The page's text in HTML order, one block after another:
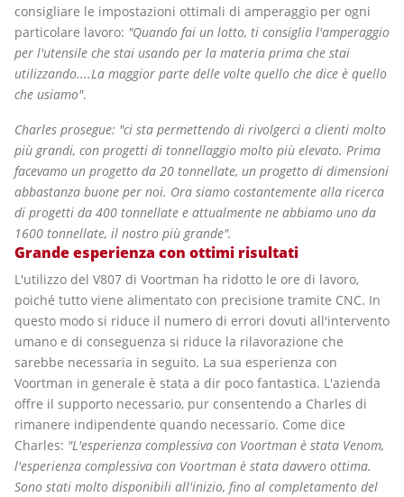
consigliare le impostazioni ottimali di amperaggio per ogni
particolare lavoro: "Quando fai un lotto, ti consiglia l'amperaggio
per l'utensile che stai usando per la materia prima che stai
utilizzando....La maggior parte delle volte quello che dice è quello
che usiamo".
Charles prosegue: "ci sta permettendo di rivolgerci a clienti molto
più grandi, con progetti di tonnellaggio molto più elevato. Prima
facevamo un progetto da 20 tonnellate, un progetto di dimensioni
abbastanza buone per noi. Ora siamo costantemente alla ricerca
di progetti da 400 tonnellate e attualmente ne abbiamo uno da
1600 tonnellate, il nostro più grande".
Grande esperienza con ottimi risultati
L'utilizzo del V807 di Voortman ha ridotto le ore di lavoro,
poiché tutto viene alimentato con precisione tramite CNC. In
questo modo si riduce il numero di errori dovuti all'intervento
umano e di conseguenza si riduce la rilavorazione che
sarebbe necessaria in seguito. La sua esperienza con
Voortman in generale è stata a dir poco fantastica. L'azienda
offre il supporto necessario, pur consentendo a Charles di
rimanere indipendente quando necessario. Come dice
Charles: "L'esperienza complessiva con Voortman è stata Venom,
l'esperienza complessiva con Voortman è stata davvero ottima.
Sono stati molto disponibili all'inizio, fino al completamento del